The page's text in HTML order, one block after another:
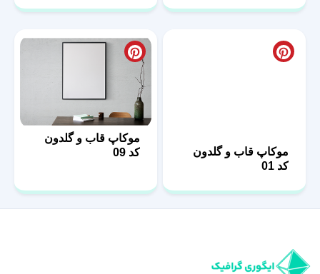
موکاپ قاب و گلدون
کد 01
موکاپ قاب و گلدون
کد 09